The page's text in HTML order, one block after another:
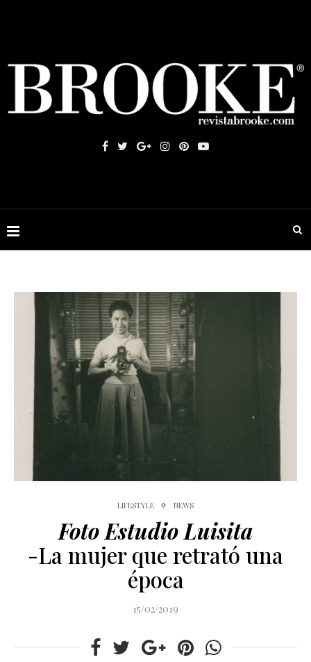
LIFESTYLE NEWS
Foto Estudio Luisita
-La mujer que retrató una
época
15/02/2019